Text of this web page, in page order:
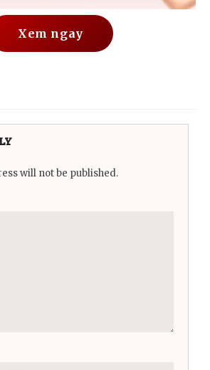
Xem ngay
will not be published.